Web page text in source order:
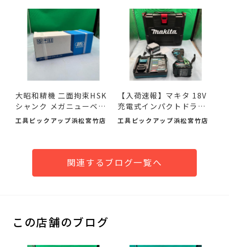
大昭和精機 二面拘束HSK
シャンク メガニューベビ
ー...
工具ピックアップ浜松宮竹店
【入荷速報】マキタ 18V
充電式インパクトドライ
バ...
工具ピックアップ浜松宮竹店
関連するブログ一覧へ
この店舗のブログ